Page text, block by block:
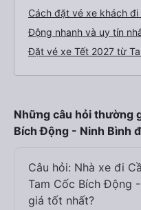
Cách đặt vé xe khách đi
Động nhanh và uy tín
Đặt vé xe Tết 2027 từ
Những câu hỏi thường
Bích Động - Ninh Bình
Câu hỏi: Nhà xe đi
Tam Cốc Bích Động
giá tốt nhất?